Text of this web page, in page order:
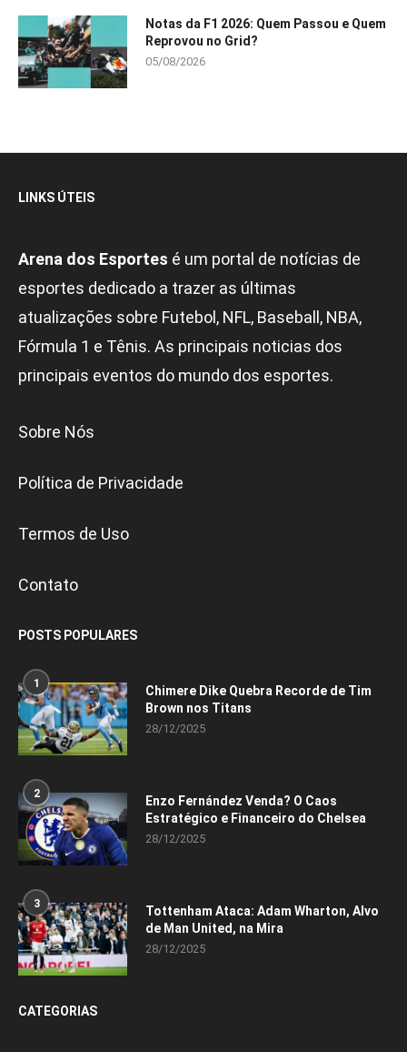
Notas da F1 2026: Quem Passou e Quem
Reprovou no Grid?
05/08/2026
LINKS ÚTEIS
Arena dos Esportes é um portal de notícias de
esportes dedicado a trazer as últimas
atualizações sobre Futebol, NFL, Baseball, NBA,
Fórmula 1 e Tênis. As principais noticias dos
principais eventos do mundo dos esportes.
Sobre Nós
Política de Privacidade
Termos de Uso
Contato
POSTS POPULARES
1
Chimere Dike Quebra Recorde de Tim
Brown nos Titans
28/12/2025
2
Enzo Fernández Venda? O Caos
Estratégico e Financeiro do Chelsea
28/12/2025
3
Tottenham Ataca: Adam Wharton, Alvo
de Man United, na Mira
28/12/2025
CATEGORIAS